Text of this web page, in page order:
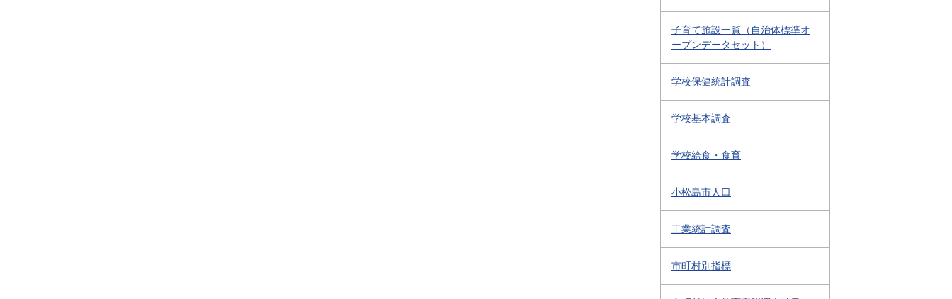
子育て施設一覧（自治体標準オ
ープンデータセット）
学校保健統計調査
学校基本調査
学校給食・食育
小松島市人口
工業統計調査
市町村別指標